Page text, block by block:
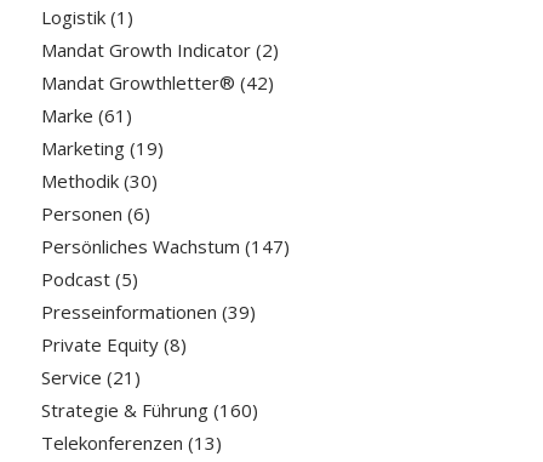
Logistik(1)
Mandat Growth Indicator(2)
Mandat Growthletter® (42)
Marke (61)
Marketing(19)
Methodik(30)
Personen (6)
Persönliches Wachstum (147)
Podcast(5)
Presseinformationen (39)
Private Equity(8)
Service (21)
Strategie & Führung(160)
Telekonferenzen (13)